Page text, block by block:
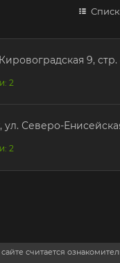
9, стр.
2
ул. Северо-
2
считается